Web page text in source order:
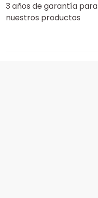
3 años de garantía para
nuestros productos